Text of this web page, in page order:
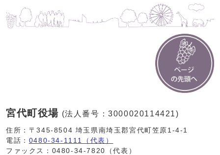
宮代町役場 (法人番号：3000020114421)
住所：〒345-8504 埼玉県南埼玉郡宮代町笠原1-4-1
電話： 0480-34-1111（代表）
ファックス：0480-34-7820（代表）